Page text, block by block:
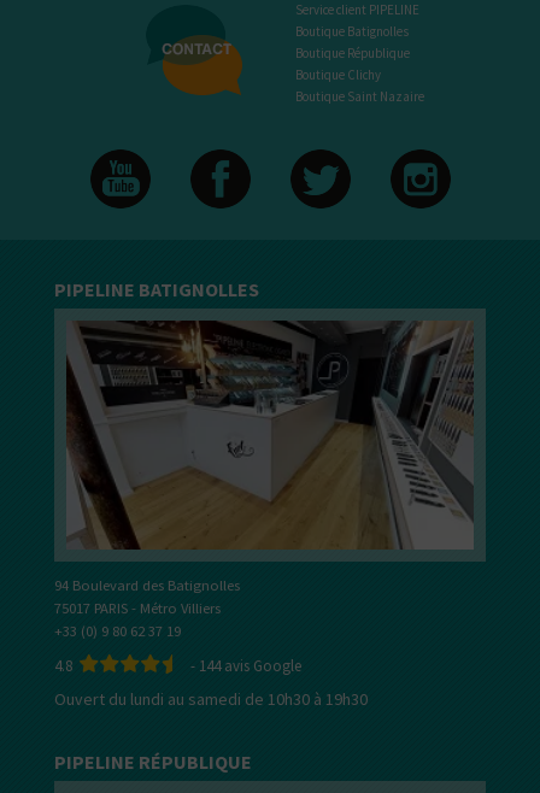
Service client PIPELINE
Boutique Batignolles
Boutique République
Boutique Clichy
Boutique Saint Nazaire
PIPELINE BATIGNOLLES
94 Boulevard des Batignolles
75017 PARIS - Métro Villiers
+33 (0) 9 80 62 37 19
4.8 - 144avis Google
Ouvert du lundi au samedi de 10h30 à 19h30
PIPELINE RÉPUBLIQUE